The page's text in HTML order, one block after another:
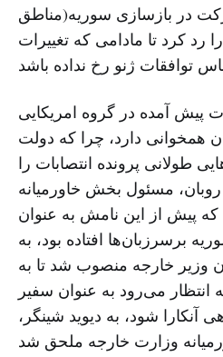
در بازسازی سوریه(مناطق
کرد تا مادامی که تغییرات
پیش آمده در گروه امریکایی
همخوانی دارد، چرا که دولت
طولانی پرونده انتصابات را
روبان، مسئول بخش خاورمیانه
پیش از این نامش به عنوان
برسرزبان‌ها افتاده بود، به
وزیر خارجه منصوب شد تا به
انتظار می‌رود به عنوان سفیر
آنکارا شود، به دیوید شینگر،